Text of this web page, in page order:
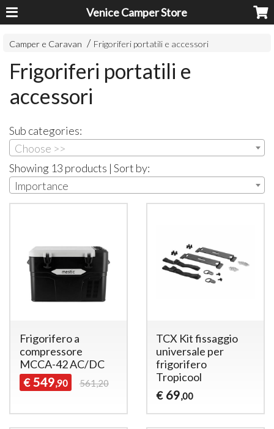
Venice Camper Store
Camper e Caravan Frigoriferi portatili e accessori
Frigoriferi portatili e
accessori
Sub categories:
Choose >>
Showing 13 products | Sort by:
Importance
Frigorifero a
compressore
MCCA-42 AC/DC
€ 549,90 561,20
TCX Kit fissaggio
universale per
frigorifero
Tropicool
€ 69,00